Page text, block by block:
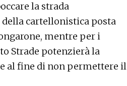
la strada
cartellonistica posta
mentre per i
Strade potenzierà la
al fine di non permettere il